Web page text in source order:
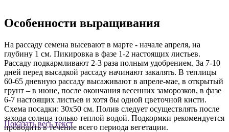
Показать весь текст
Особенности выращивания
На рассаду семена высевают в марте - начале апреля, на
глубину 1 см. Пикировка в фазе 1-2 настоящих листьев.
Рассаду подкармливают 2-3 раза полным удобрением. За 7-10
дней перед высадкой рассаду начинают закалять. В теплицы
60-65 дневную рассаду высаживают в апреле-мае, в открытый
грунт – в июне, после окончания весенних заморозков, в фазе
6-7 настоящих листьев и хотя бы одной цветочной кисти.
Схема посадки: 30х50 см. Полив следует осуществлять после
захода солнца только теплой водой. Подкормки рекомендуется
проводить в течение всего периода вегетации.